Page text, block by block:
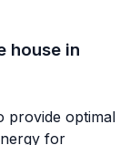
house in
provide optimal
for